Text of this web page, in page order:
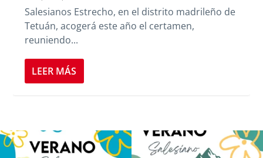
Salesianos Estrecho, en el distrito madrileño de
Tetuán, acogerá este año el certamen,
reuniendo...
LEER MÁS
Los alumnos de 6º de Primaria, 1º y 2º
de la ESO...
La diversión y la alegría también se han
sentido...